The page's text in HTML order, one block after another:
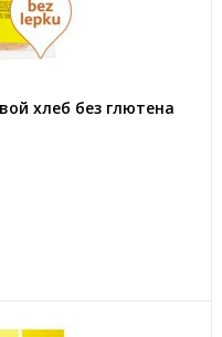
хлеб без глютена